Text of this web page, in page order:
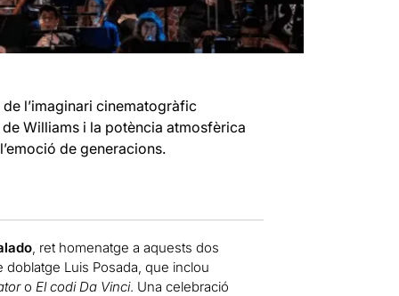
l’imaginari cinematogràfic
Williams i la potència atmosfèrica
de generacions.
, ret homenatge a aquests dos
doblatge Luis Posada, que inclou
o El codi Da Vinci. Una celebració